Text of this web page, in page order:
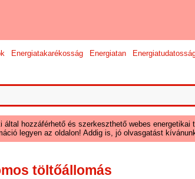
Energiatakarékosság Energiatan
által hozzáférhető és szerkeszthető webes
legyen az oldalon! Addig is, jó olvasgatást
töltőállomás